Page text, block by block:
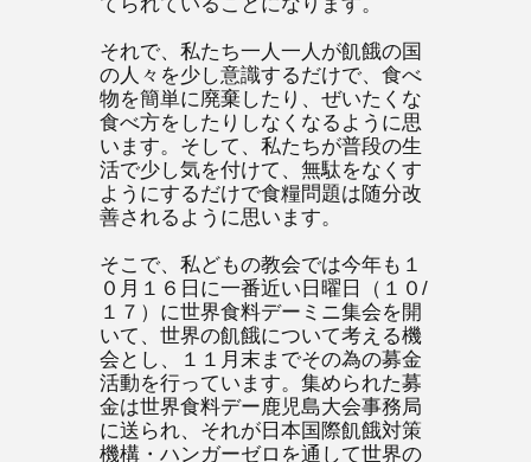
それで、私たち一人一人が飢餓の国
の人々を少し意識するだけで、食べ
物を簡単に廃棄したり、ぜいたくな
食べ方をしたりしなくなるように思
います。そして、私たちが普段の生
活で少し気を付けて、無駄をなくす
ようにするだけで食糧問題は随分改
善されるように思います。
そこで、私どもの教会では今年も１
０月１６日に一番近い日曜日（１０/
１７）に世界食料デーミニ集会を開
いて、世界の飢餓について考える機
会とし、１１月末までその為の募金
活動を行っています。集められた募
金は世界食料デー鹿児島大会事務局
に送られ、それが日本国際飢餓対策
機構・ハンガーゼロを通して世界の